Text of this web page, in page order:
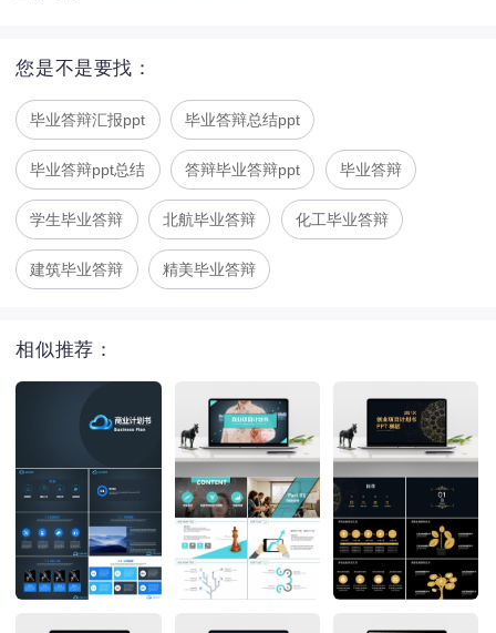
您是不是要找：
毕业答辩汇报ppt 毕业答辩总结ppt
毕业答辩ppt总结 答辩毕业答辩ppt 毕业答辩
学生毕业答辩 北航毕业答辩 化工毕业答辩
建筑毕业答辩 精美毕业答辩
相似推荐：